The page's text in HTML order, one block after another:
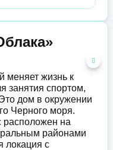
меняет жизнь к
занятия спортом,
дом в окружении
Черного моря.
на
районами
локация с